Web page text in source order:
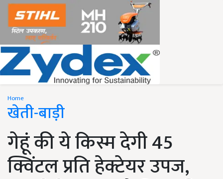
Home
खेती-बाड़ी
गेहूं की ये किस्म देगी 45
क्विंटल प्रति हेक्टेयर उपज,